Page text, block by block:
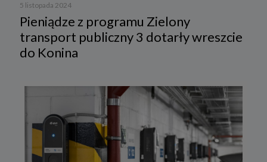
5 listopada 2024
Pieniądze z programu Zielony
transport publiczny 3 dotarły wreszcie
do Konina